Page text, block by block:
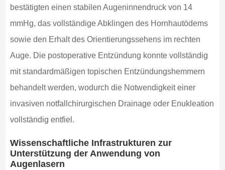
bestätigten einen stabilen Augeninnendruck von 14
mmHg, das vollständige Abklingen des Hornhautödems
sowie den Erhalt des Orientierungssehens im rechten
Auge. Die postoperative Entzündung konnte vollständig
mit standardmäßigen topischen Entzündungshemmern
behandelt werden, wodurch die Notwendigkeit einer
invasiven notfallchirurgischen Drainage oder Enukleation
vollständig entfiel.
Wissenschaftliche Infrastrukturen zur
Unterstützung der Anwendung von
Augenlasern